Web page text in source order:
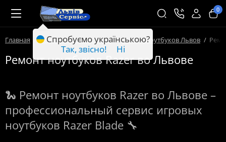
0
Главная Ремонт техники Львов Ремонт ноутбуков Львов
Ремонт ноутбуков Razer во Львове
🐍 Ремонт ноутбуков Razer во Львове –
профессиональный сервис игровых
ноутбуков Razer Blade 🔧
Спробуємо українською?
Так, звісно!
Ні